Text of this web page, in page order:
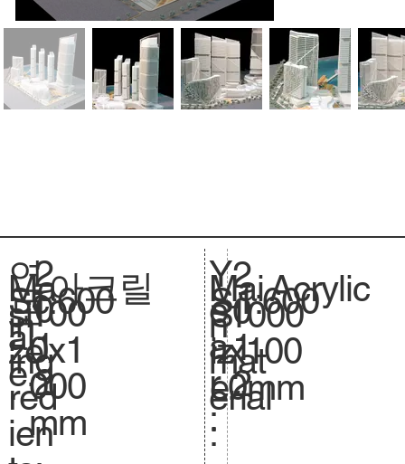
연
도
:
2
0
1
2
Ma
in
ing
red
ien
Sc
al
e.
아크릴
1:600
si
ze
.
100
0x1
000
mm
Y
e
a
r
:
Mai
n
mat
erial
:
S
.
S
iz
e.
2
0
1
2
1:600
1000
x100
0mm
Acrylic